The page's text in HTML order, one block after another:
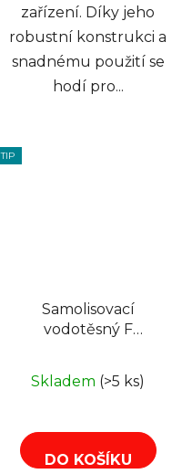
zařízení. Díky jeho
robustní konstrukci a
snadnému použití se
hodí pro...
TIP
Samolisovací
vodotěsný F
Skladem (>5 ks)
DO KOŠÍKU